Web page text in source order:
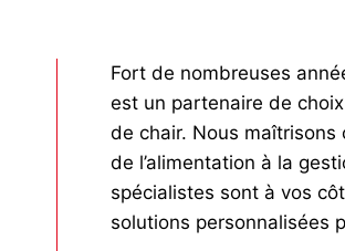
Fort de nombreuses
est un partenaire de
de chair. Nous
de l’alimentation à la
spécialistes sont à vos
solutions personnalisées